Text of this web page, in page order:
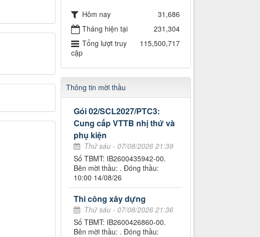
Hôm nay
31,686
Tháng hiện tại
231,304
Tổng lượt truy
cập
115,500,717
Thông tin mời thầu
Gói 02/SCL2027/PTC3:
Cung cấp VTTB nhị thứ và
phụ kiện
Thứ sáu - 07/08/2026 21:39
Số TBMT: IB2600435942-00.
Bên mời thầu: . Đóng thầu:
10:00 14/08/26
Thi công xây dựng
Thứ sáu - 07/08/2026 21:36
Số TBMT: IB2600426860-00.
Bên mời thầu: . Đóng thầu: